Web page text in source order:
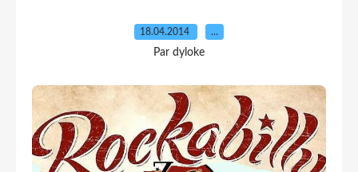
18.04.2014 …
Par dyloke